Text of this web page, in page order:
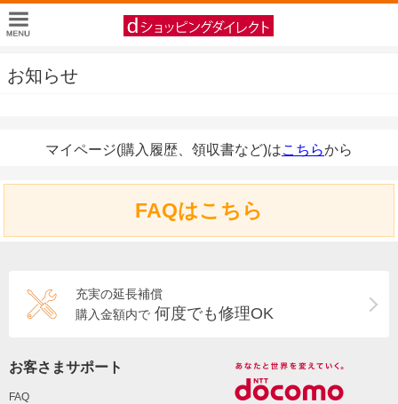
お知らせ
マイページ(購入履歴、領収書など)はこちらから
FAQはこちら
充実の延長補償
購入金額内で 何度でも修理OK
お客さまサポート
FAQ